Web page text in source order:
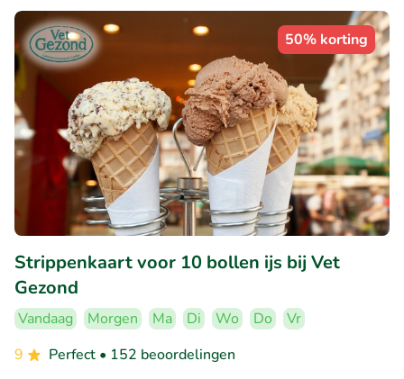
50% korting
Strippenkaart voor 10 bollen ijs bij Vet
Gezond
Vandaag Morgen Ma Di Wo Do
Vr
9
Perfect • 152 beoordelingen